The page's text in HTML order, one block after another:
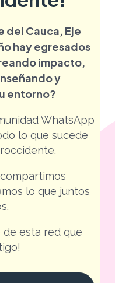
del Cauca, Eje
hay egresados
impacto,
y
entorno?
WhatsApp
lo que sucede
lo que juntos
de esta red que